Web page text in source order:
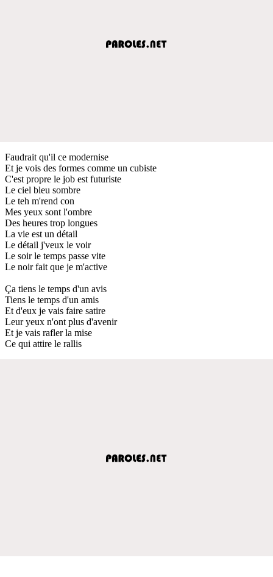
Faudrait qu'il ce modernise
Et je vois des formes comme un cubiste
C'est propre le job est futuriste
Le ciel bleu sombre
Le teh m'rend con
Mes yeux sont l'ombre
Des heures trop longues
La vie est un détail
Le détail j'veux le voir
Le soir le temps passe vite
Le noir fait que je m'active
Ça tiens le temps d'un avis
Tiens le temps d'un amis
Et d'eux je vais faire satire
Leur yeux n'ont plus d'avenir
Et je vais rafler la mise
Ce qui attire le rallis